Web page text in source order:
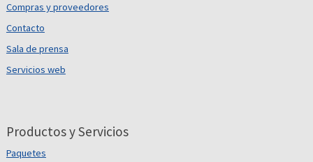
Compras y proveedores
Contacto
Sala de prensa
Servicios web
Productos y Servicios
Paquetes